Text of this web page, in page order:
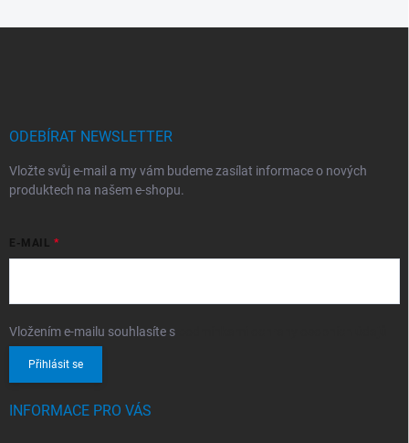
ODEBÍRAT NEWSLETTER
Vložte svůj e-mail a my vám budeme zasílat informace o nových
produktech na našem e-shopu.
E-MAIL
Vložením e-mailu souhlasíte s
Přihlásit se
INFORMACE PRO VÁS